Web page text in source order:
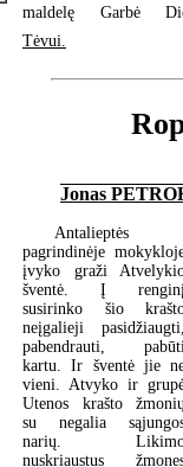
maldelę Garbė
Tėvui.
Jonas
Antalieptės
pagrindinėje
įvyko graži
šventė. Į
susirinko šio
neįgalieji
pabendrauti,
kartu. Ir šventė jie
vieni. Atvyko ir
Utenos krašto
su negalia
narių.
nuskriaustus